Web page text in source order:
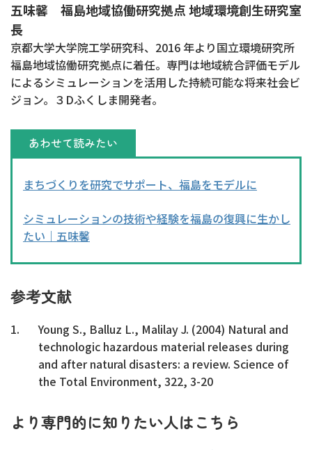
五味馨 福島地域協働研究拠点 地域環境創生研究室
長
京都⼤学⼤学院⼯学研究科、2016 年より国立環境研究所
福島地域協働研究拠点に着任。専⾨は地域統合評価モデル
によるシミュレーションを活⽤した持続可能な将来社会ビ
ジョン。３Dふくしま開発者。
あわせて読みたい
まちづくりを研究でサポート、福島をモデルに
シミュレーションの技術や経験を福島の復興に生かし
たい｜五味馨
参考文献
Young S., Balluz L., Malilay J. (2004) Natural and
technologic hazardous material releases during
and after natural disasters: a review. Science of
the Total Environment, 322, 3-20
より専門的に知りたい人はこちら